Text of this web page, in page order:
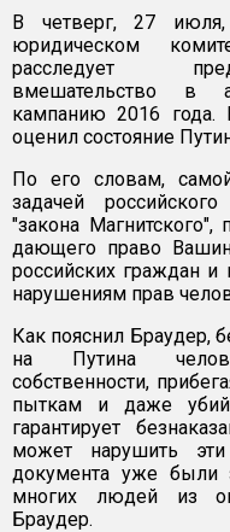
В четверг, 27
юридическом
расследует
вмешательство в
кампанию 2016 года.
оценил состояние
По его словам,
задачей
"закона
дающего право
российских граждан
нарушениям прав
Как пояснил Браудер,
на Путина
собственности,
пыткам и даже
гарантирует
может нарушить
документа уже были
многих людей из
Браудер.